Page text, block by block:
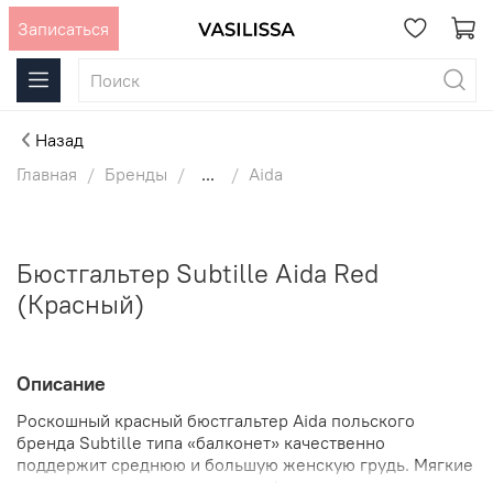
Записаться
Назад
Главная
Бренды ... Aida
Бюстгальтер Subtille Aida Red
(Красный)
Описание
Роскошный красный бюстгальтер Aida польского
бренда Subtille типа «балконет» качественно
поддержит среднюю и большую женскую грудь. Мягкие